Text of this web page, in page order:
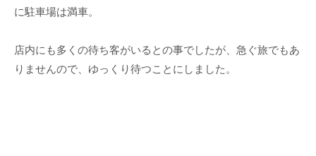
に駐車場は満車。
店内にも多くの待ち客がいるとの事でしたが、急ぐ旅でもあ
りませんので、ゆっくり待つことにしました。